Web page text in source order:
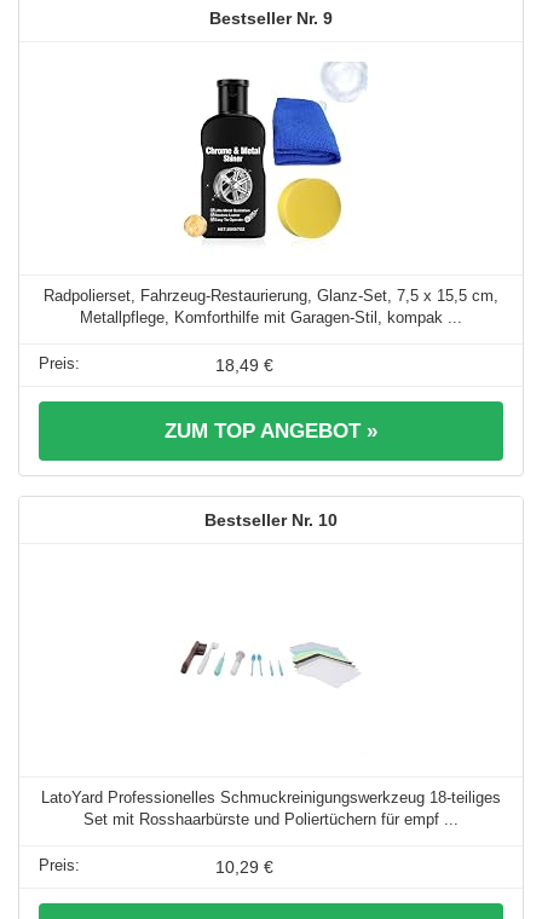
9
Radpolierset, Fahrzeug-Restaurierung, Glanz-Set, 7,5 x 15,5 cm,
Metallpflege, Komforthilfe mit Garagen-Stil, kompak ...
18,49 €
ZUM TOP ANGEBOT »
10
LatoYard Professionelles Schmuckreinigungswerkzeug 18-teiliges
Set mit Rosshaarbürste und Poliertüchern für empf ...
10,29 €